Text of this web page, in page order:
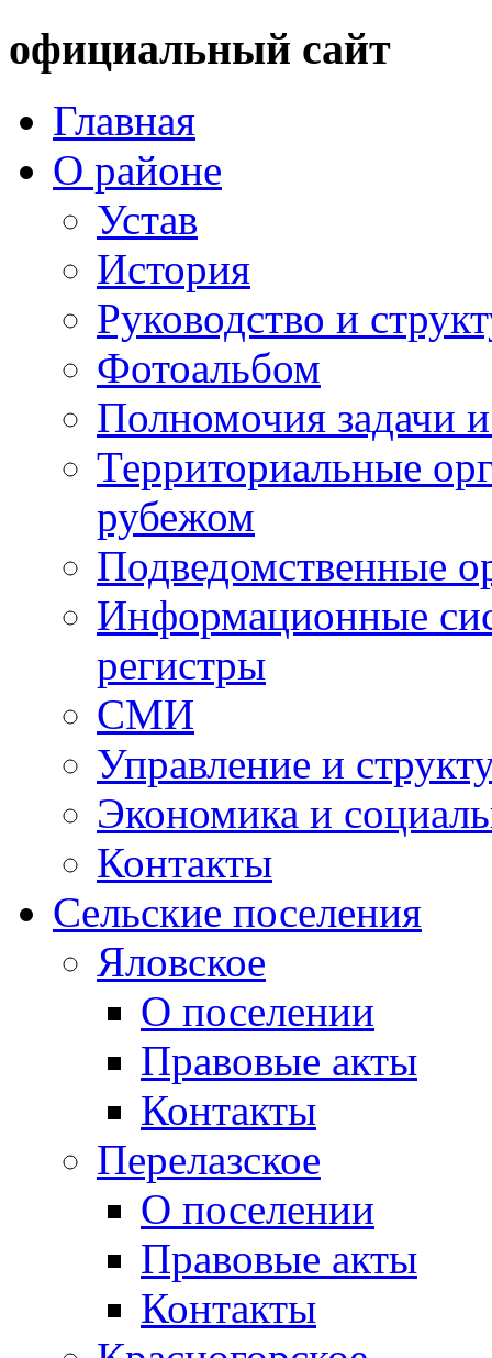
официальный сайт
Главная
О районе
Устав
История
Руководство и
Фотоальбом
Полномочия задачи
Территориальные
рубежом
Подведомственные
Информационные
регистры
СМИ
Управление и
Экономика и
Контакты
Сельские поселения
Яловское
О поселении
Правовые акты
Контакты
Перелазское
О поселении
Правовые акты
Контакты